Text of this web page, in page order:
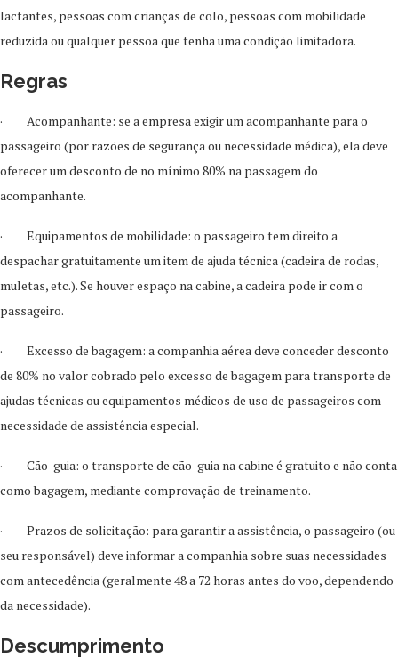
lactantes, pessoas com crianças de colo, pessoas com mobilidade
reduzida ou qualquer pessoa que tenha uma condição limitadora.
Regras
· Acompanhante: se a empresa exigir um acompanhante para o
passageiro (por razões de segurança ou necessidade médica), ela deve
oferecer um desconto de no mínimo 80% na passagem do
acompanhante.
· Equipamentos de mobilidade: o passageiro tem direito a
despachar gratuitamente um item de ajuda técnica (cadeira de rodas,
muletas, etc.). Se houver espaço na cabine, a cadeira pode ir com o
passageiro.
· Excesso de bagagem: a companhia aérea deve conceder desconto
de 80% no valor cobrado pelo excesso de bagagem para transporte de
ajudas técnicas ou equipamentos médicos de uso de passageiros com
necessidade de assistência especial.
· Cão-guia: o transporte de cão-guia na cabine é gratuito e não conta
como bagagem, mediante comprovação de treinamento.
· Prazos de solicitação: para garantir a assistência, o passageiro (ou
seu responsável) deve informar a companhia sobre suas necessidades
com antecedência (geralmente 48 a 72 horas antes do voo, dependendo
da necessidade).
Descumprimento